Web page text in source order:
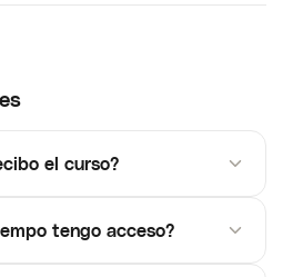
el curso?
tengo acceso?